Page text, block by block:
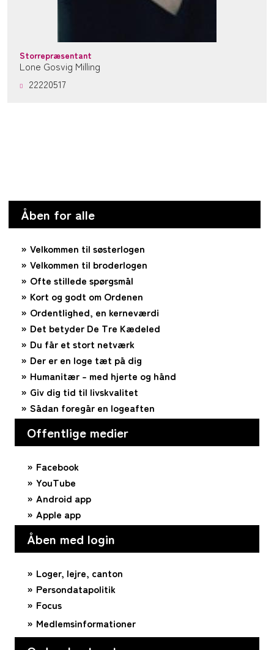
Storrepræsentant
Lone Gosvig Milling
22220517
Åben for alle
Velkommen til søsterlogen
Velkommen til broderlogen
Ofte stillede spørgsmål
Kort og godt om Ordenen
Ordentlighed, en kerneværdi
Det betyder De Tre Kædeled
Du får et stort netværk
Der er en loge tæt på dig
Humanitær – med hjerte og hånd
Giv dig tid til livskvalitet
Sådan foregår en logeaften
Offentlige medier
Facebook
YouTube
Android app
Apple app
Åben med login
Loger, lejre, canton
Persondatapolitik
Focus
Medlemsinformationer